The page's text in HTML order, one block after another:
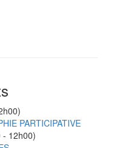
PARTICIPATIVE
- 12h00)